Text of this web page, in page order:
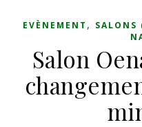
EVÈNEMENT ,
Salon